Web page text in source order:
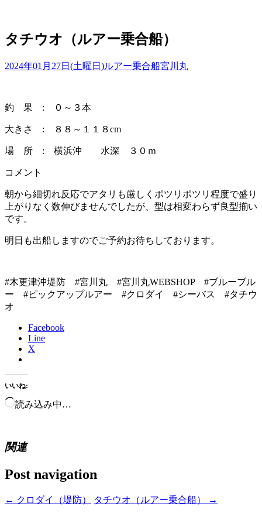
タチウオ（ルアー乗合船）
2024年01月27日(土曜日)ルアー乗合船宮川丸
釣 果 : ０～３本
大きさ : ８８～１１８cm
場 所 : 横浜沖 水深 ３０ｍ
コメント
朝から細切れ反応でアタリも厳しくポツリポツリ程度で盛り
上がりなく数伸びませんでしたが、型は相変わらず良型揃い
です。
明日も出船しますのでご予約お待ちしております。
#木更津沖堤防 #宮川丸 #宮川丸WEBSHOP #ブルーブル
ー #ピックアップルアー #クロダイ #シーバス #タチウ
オ
Facebook
Line
X
いいね:
読み込み中…
関連
Post navigation
← クロダイ（堤防） タチウオ（ルアー乗合船） →